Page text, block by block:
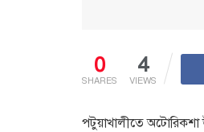
0
SHARES
4
VIEWS
পটুয়াখালীতে